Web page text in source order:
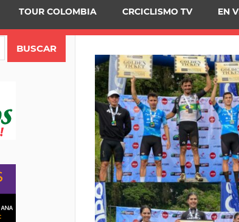
TOUR COLOMBIA CRCICLISMO TV EN